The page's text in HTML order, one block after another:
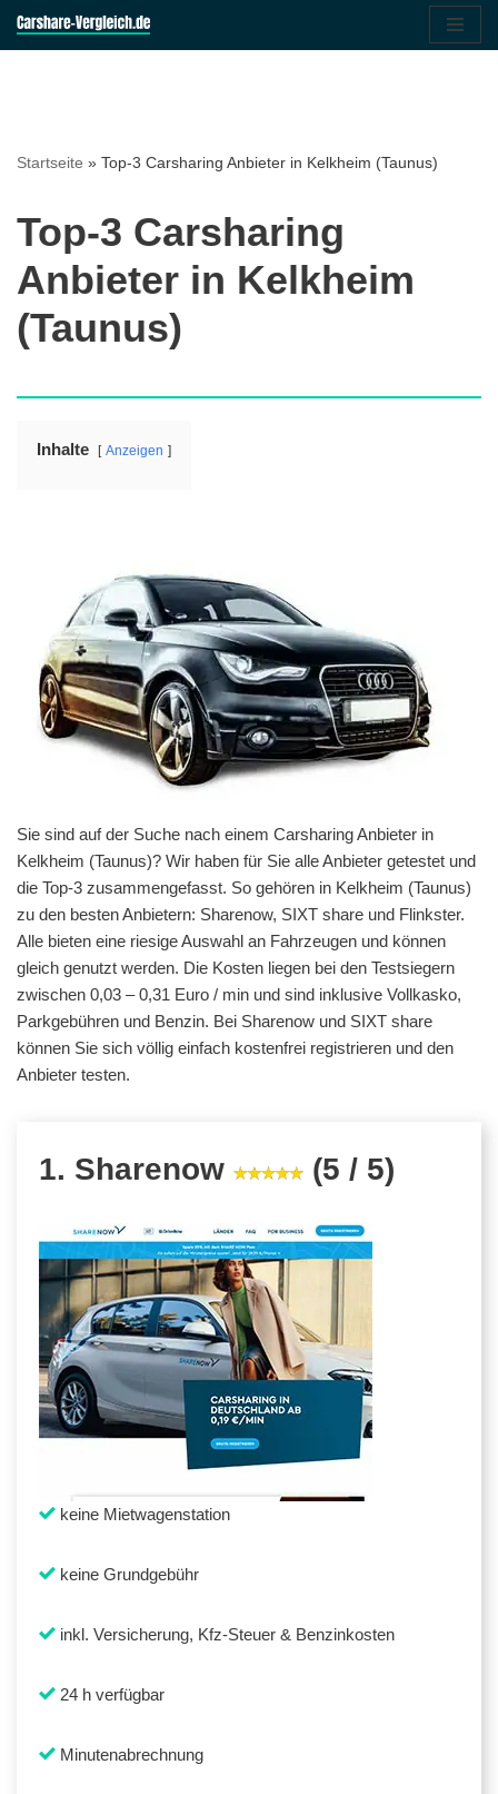
Startseite » Top-3 Carsharing Anbieter in Kelkheim (Taunus)
Top-3 Carsharing
Anbieter in Kelkheim
(Taunus)
Inhalte Anzeigen
Sie sind auf der Suche nach einem Carsharing Anbieter in
Kelkheim (Taunus)? Wir haben für Sie alle Anbieter getestet und
die Top-3 zusammengefasst. So gehören in Kelkheim (Taunus)
zu den besten Anbietern: Sharenow, SIXT share und Flinkster.
Alle bieten eine riesige Auswahl an Fahrzeugen und können
gleich genutzt werden. Die Kosten liegen bei den Testsiegern
zwischen 0,03 – 0,31 Euro / min und sind inklusive Vollkasko,
Parkgebühren und Benzin. Bei Sharenow und SIXT share
können Sie sich völlig einfach kostenfrei registrieren und den
Anbieter testen.
1. Sharenow (5 / 5)
keine Mietwagenstation
keine Grundgebühr
inkl. Versicherung, Kfz-Steuer & Benzinkosten
24 h verfügbar
Minutenabrechnung